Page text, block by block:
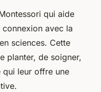
qui aide
avec la
sciences. Cette
planter, de soigner,
leur offre une